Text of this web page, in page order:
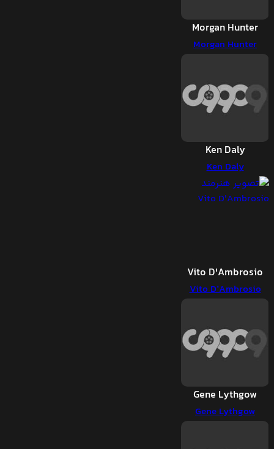
Morgan Hunter
Morgan Hunter
Ken Daly
Ken Daly
Vito D'Ambrosio
Vito D’Ambrosio
Gene Lythgow
Gene Lythgow